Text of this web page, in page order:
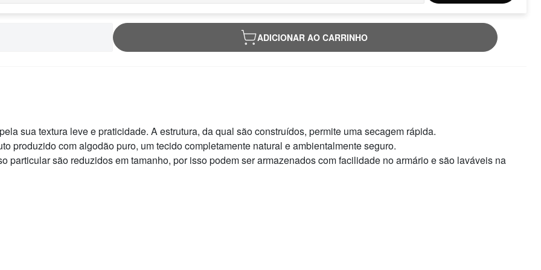
ADICIONAR AO CARRINHO
sua textura leve e praticidade. A estrutura, da qual são construídos, permite uma secagem rápida.
produzido com algodão puro, um tecido completamente natural e ambientalmente seguro.
particular são reduzidos em tamanho, por isso podem ser armazenados com facilidade no armário e são laváveis na